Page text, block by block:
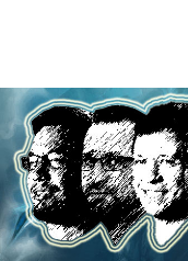
Hearthstone.